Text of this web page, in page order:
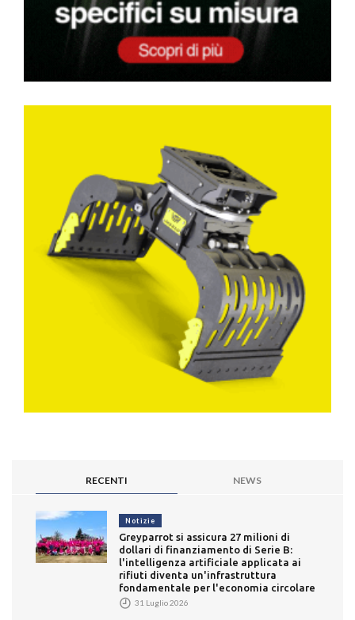
RECENTI NEWS
Notizie
Greyparrot si assicura 27 milioni di
dollari di finanziamento di Serie B:
l'intelligenza artificiale applicata ai
rifiuti diventa un'infrastruttura
fondamentale per l'economia circolare
31 Luglio 2026